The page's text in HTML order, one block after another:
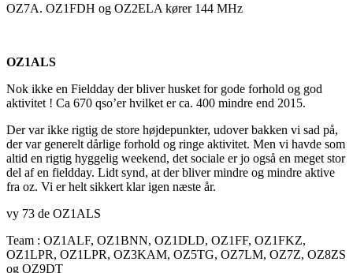
OZ7A. OZ1FDH og OZ2ELA kører 144 MHz
OZ1ALS
Nok ikke en Fieldday der bliver husket for gode forhold og god
aktivitet ! Ca 670 qso’er hvilket er ca. 400 mindre end 2015.
Der var ikke rigtig de store højdepunkter, udover bakken vi sad på,
der var generelt dårlige forhold og ringe aktivitet. Men vi havde som
altid en rigtig hyggelig weekend, det sociale er jo også en meget stor
del af en fieldday. Lidt synd, at der bliver mindre og mindre aktive
fra oz. Vi er helt sikkert klar igen næste år.
vy 73 de OZ1ALS
Team : OZ1ALF, OZ1BNN, OZ1DLD, OZ1FF, OZ1FKZ,
OZ1LPR, OZ1LPR, OZ3KAM, OZ5TG, OZ7LM, OZ7Z, OZ8ZS
og OZ9DT